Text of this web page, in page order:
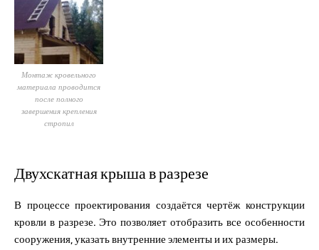
Монтаж кровельного
материала проводится
после полного
завершения крепления
стропил
Двухскатная крыша в разрезе
В процессе проектирования создаётся чертёж конструкции
кровли в разрезе. Это позволяет отобразить все особенности
сооружения, указать внутренние элементы и их размеры.